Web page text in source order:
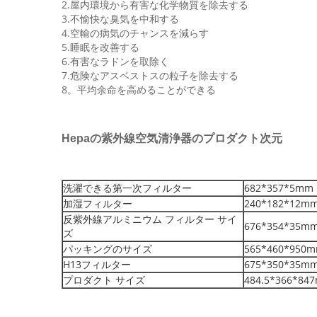
2.屋内環境から有害な化学物質を除去する
3.不愉快な臭気を中和する
4.空輸の病気のチャンスを減らす
5.睡眠を改善する
6.有害なラドンを取除く
7.危険なアスベストスの粒子を除去する
8。平均余命を高めることができる
Hepaの紫外線空気清浄器のプロダクト次元
洗濯できる第一次フィルター
682*357*5mm
加湿フィルター
反紫外線アルミニウム フィルター サイ
ズ
パッキングのサイズ
H13フィルター
プロダクト サイズ